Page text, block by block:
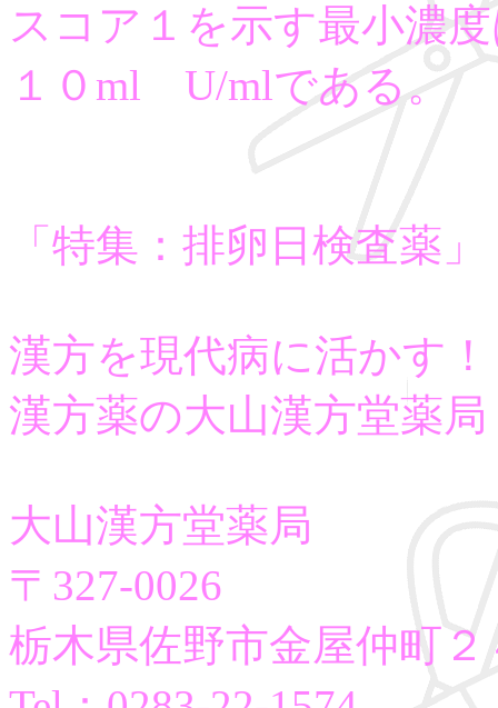
スコア１を示す最小濃
１０ml U/mlである。
「特集：排卵日検査薬」
漢方を現代病に活かす！
漢方薬の大山漢方堂薬局
大山漢方堂薬局
〒327-0026
栃木県佐野市金屋仲町２